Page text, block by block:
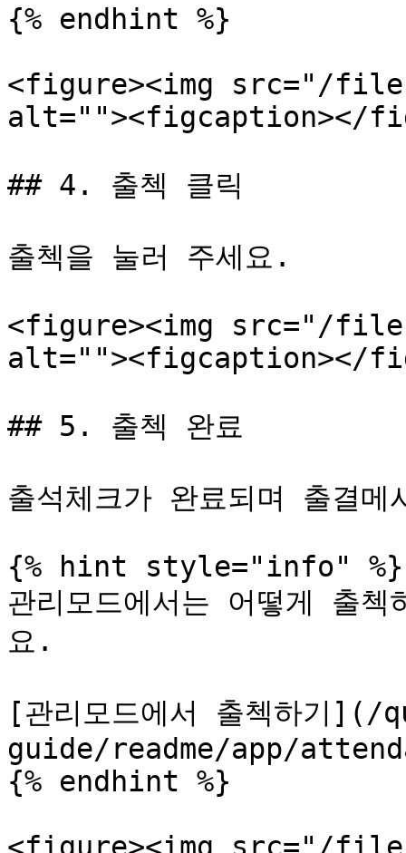
{% endhint %}
<figure><img src="/files/
alt=""><figcaption></
## 4. 출첵 클릭
출첵을 눌러 주세요.
<figure><img src="/files/
alt=""><figcaption></
## 5. 출첵 완료
출석체크가 완료되며 출결
{% hint style="info" %}
관리모드에서는 어떻게 출
요.
[관리모드에서 출첵하기](/
guide/readme/app/
{% endhint %}